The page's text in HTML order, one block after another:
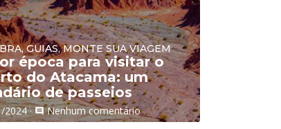
GUIAS, MONTE SUA VIAGEM
época para visitar o
do Atacama: um
de passeios
2024 ·commentNenhum comentário